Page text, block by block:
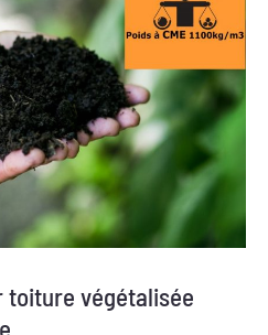
toiture végétalisée